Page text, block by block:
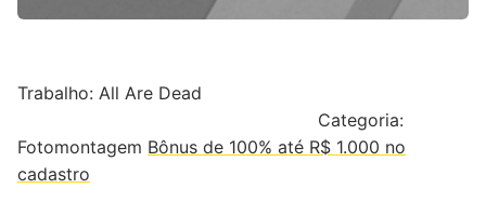
Trabalho: All Are Dead
Categoria:
Fotomontagem Bônus de 100% até R$ 1.000 no
cadastro